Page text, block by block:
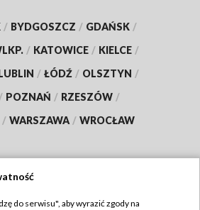
/ BYDGOSZCZ / GDAŃSK /
/ KATOWICE / KIELCE /
/ ŁÓDŹ / OLSZTYN /
/ POZNAŃ / RZESZÓW /
/ WARSZAWA / WROCŁAW
do serwisu", aby wyrazić zgody na